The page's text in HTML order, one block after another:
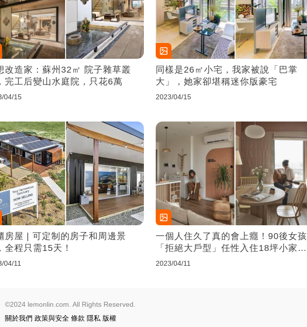
改造家：蘇州32㎡ 院子雜草叢
完工后變山水庭院，只花6萬
04/15
同樣是26㎡小宅，我家被說「巴掌
大」，她家卻堪稱迷你版豪宅
2023/04/15
房屋 | 可定制的房子和周邊景
全程只需15天！
04/11
一個人住久了真的會上癮！90後女孩
「拒絕大戶型」任性入住18坪小家，
溫馨又舒適簡直太完美
2023/04/11
©2024 lemonlin.com. All Rights Reserved.
關於我們 政策與安全 條款 隱私 版權